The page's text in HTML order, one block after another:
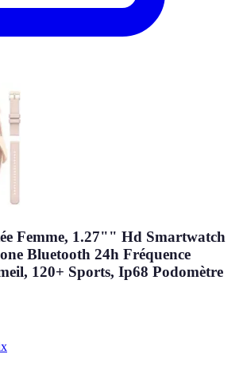
Femme, 1.27"" Hd Smartwatch
Bluetooth 24h Fréquence
120+ Sports, Ip68 Podomètre